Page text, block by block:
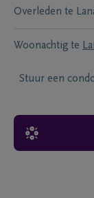
Overleden te
Woonachtig te
Stuur een